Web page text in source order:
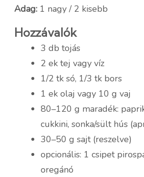
Adag: 1 nagy / 2 kisebb
Hozzávalók
3 db tojás
2 ek tej vagy víz
1/2 tk só, 1/3 tk bors
1 ek olaj vagy 10 g vaj
80–120 g maradék:
cukkini, sonka/sült hús
30–50 g sajt (reszelve)
opcionális: 1 csipet
oregánó